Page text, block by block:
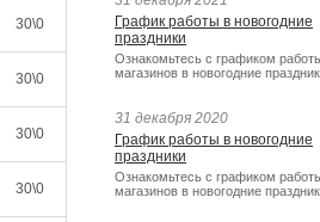
30\0
30\0
30\0
30\0
График работы в новогодние
праздники
Ознакомьтесь с графиком
магазинов в новогодние
31 декабря 2020
График работы в новогодние
праздники
Ознакомьтесь с графиком
магазинов в новогодние